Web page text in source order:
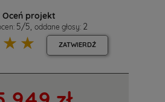
Oceń projekt
5/5 oddane głosy: 2
☆
☆ ZATWIERDŹ